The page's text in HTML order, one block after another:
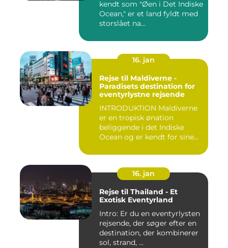
kendt som "Øen i Det Indiske
Ocean," er et land fyldt med
storslået na...
16. jan
Rejse til Maldiverne -
Paradisets destination for
eventyrlystne rejsende
INTRODUKTION Maldiverne
er en tropisk ønation
beliggende i det Indiske
Ocean og er kendt for sine
16. jan
Rejse til Thailand - Et
Exotisk Eventyrland
Intro: Er du en eventyrlysten
rejsende, der søger efter en
destination, der kombinerer
sol, strand, ...